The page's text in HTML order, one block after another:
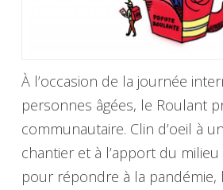
À l’occasion de la journée
personnes âgées, le Roulant
communautaire. Clin d’oeil à
chantier et à l’apport du
pour répondre à la pandémie,